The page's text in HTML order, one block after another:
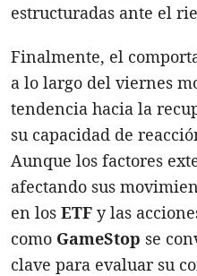
estructuradas ante el
Finalmente, el
a lo largo del viernes
tendencia hacia la
su capacidad de
Aunque los factores
afectando sus
en los ETF y las
como GameStop se
clave para evaluar su